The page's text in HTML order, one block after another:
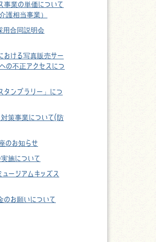
事業の単価について
護相当事業）
合同説明会
おける写真販売サー
の不正アクセスにつ
タンプラリー」につ
策事業について(防
のお知らせ
施について
ージアムキッズス
お願いについて